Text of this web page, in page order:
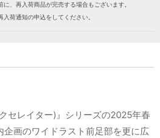
、再入荷商品が完売する場合もございます。
荷通知の申込をしてください。
セレイター)』シリーズの2025年春
企画のワイドラスト前足部を更に広